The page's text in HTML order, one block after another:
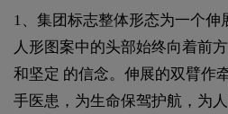
1、集团标志整体形态为一个伸
人形图案中的头部始终向着前
和坚定 的信念。伸展的双臂作
手医患，为生命保驾护航，为